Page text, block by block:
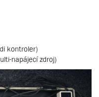
kontroler)
napájecí zdroj)